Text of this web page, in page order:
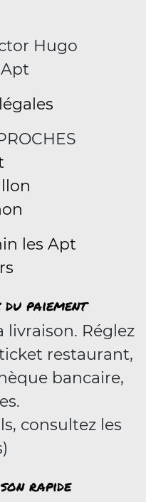
Hugo
les Apt
paiement
livraison. Réglez
restaurant,
bancaire,
consultez les
rapide